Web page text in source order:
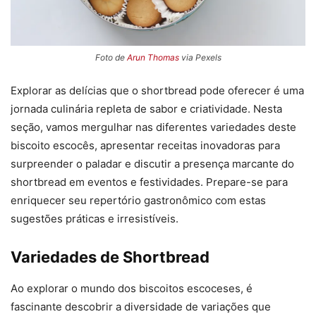
Foto de Arun Thomasvia Pexels
Explorar as delícias que o shortbread pode oferecer é uma
jornada culinária repleta de sabor e criatividade. Nesta
seção, vamos mergulhar nas diferentes variedades deste
biscoito escocês, apresentar receitas inovadoras para
surpreender o paladar e discutir a presença marcante do
shortbread em eventos e festividades. Prepare-se para
enriquecer seu repertório gastronômico com estas
sugestões práticas e irresistíveis.
Variedades de Shortbread
Ao explorar o mundo dos biscoitos escoceses, é
fascinante descobrir a diversidade de variações que